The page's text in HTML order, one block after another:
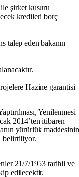
şirket kusuru
kredileri borç
talep eden bakanın
Hazine garantisi
Yenilenmesi
2014’ten itibaren
yürürlük maddesinin
belirtiliyor.
21/7/1953 tarihli ve
edilecektir.